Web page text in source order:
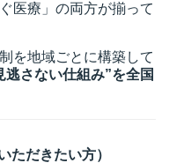
医療」の両方が揃って
を地域ごとに構築して
逃さない仕組み”を全国
ただきたい方）